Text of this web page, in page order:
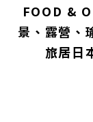
FOOD &
景、露營、
旅居日